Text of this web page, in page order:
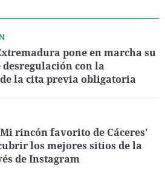
pone en marcha su
desregulación con la
la cita previa obligatoria
rincón favorito de Cáceres'
los mejores sitios de la
de Instagram